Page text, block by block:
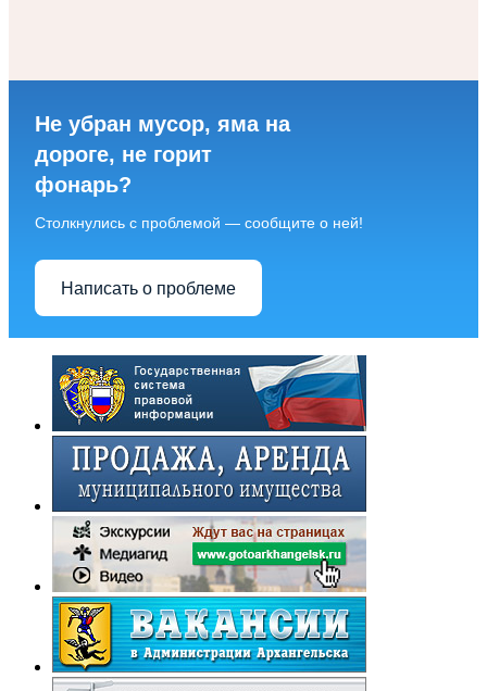
Не убран мусор, яма на
дороге, не горит
фонарь?
Столкнулись с проблемой — сообщите о ней!
Написать о проблеме